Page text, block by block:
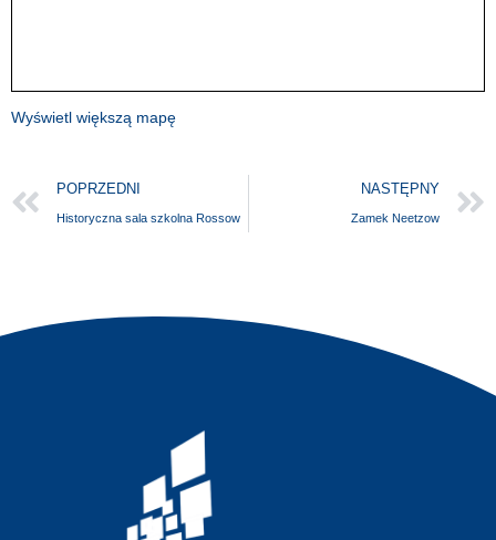
Wyświetl większą mapę
POPRZEDNI
Historyczna sala szkolna Rossow
NASTĘPNY
Zamek Neetzow